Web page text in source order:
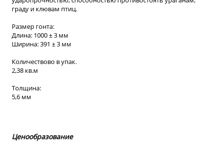
граду и клювам птиц.
Размер гонта:
Длина: 1000 ± 3 мм
Ширина: 391 ± 3 мм
Количествово в упак.
2,38 кв.м
Толщина:
5,6 мм
Ценообразование